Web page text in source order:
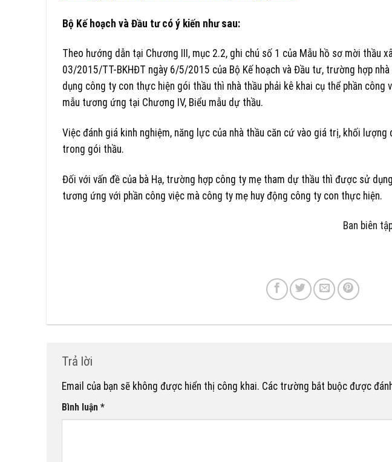
Bộ Kế hoạch và Đầu tư có ý kiến như sau:
Theo hướng dẫn tại Chương III, mục 2.2, ghi chú số 1 của Mẫu hồ sơ mời thầu
03/2015/TT-BKHĐT ngày 6/5/2015 của Bộ Kế hoạch và Đầu tư, trường hợp
dụng công ty con thực hiện gói thầu thì nhà thầu phải kê khai cụ thể phần công
mẫu tương ứng tại Chương IV, Biểu mẫu dự thầu.
Việc đánh giá kinh nghiệm, năng lực của nhà thầu căn cứ vào giá trị, khối
trong gói thầu.
Đối với vấn đề của bà Hạ, trường hợp công ty mẹ tham dự thầu thì được sử
tương ứng với phần công việc mà công ty mẹ huy động công ty con thực hiện.
Ban biên
Trả lời
Email của bạn sẽ không được hiển thị công khai. Các trường bắt buộc được
Bình luận *